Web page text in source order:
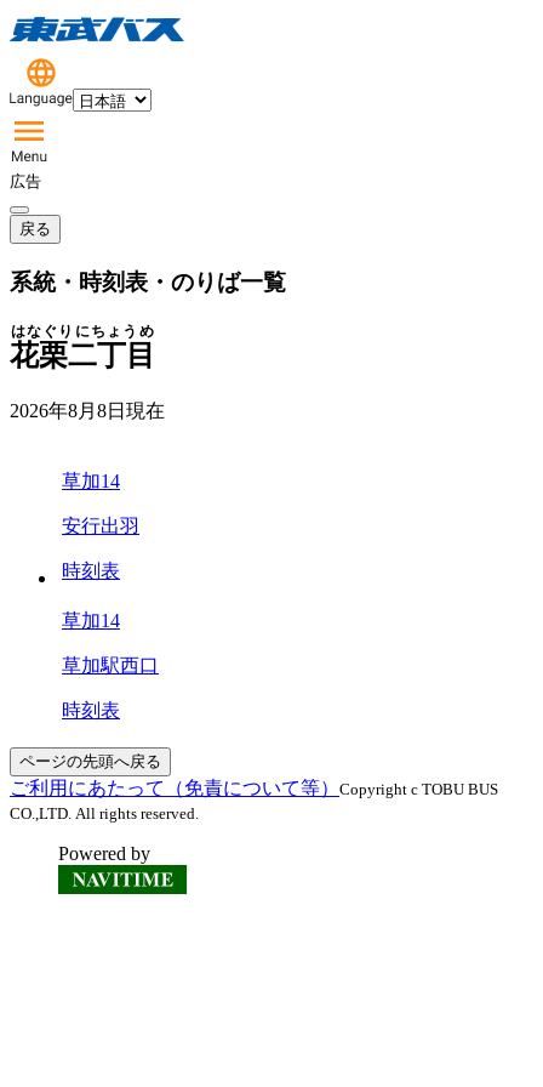
広告
戻る
系統・時刻表・のりば一覧
花栗二丁目
はなぐりにちょうめ
2026年8月8日 現在
草加14
安行出羽
時刻表
草加14
草加駅西口
時刻表
ページの先頭へ戻る
ご利用にあたって（免責について等） Copyright c TOBU BUS
CO.,LTD. All rights reserved.
Powered by